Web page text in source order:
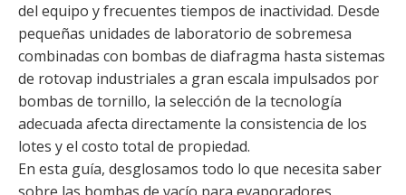
del equipo y frecuentes tiempos de inactividad. Desde
pequeñas unidades de laboratorio de sobremesa
combinadas con bombas de diafragma hasta sistemas
de rotovap industriales a gran escala impulsados ​​por
bombas de tornillo, la selección de la tecnología
adecuada afecta directamente la consistencia de los
lotes y el costo total de propiedad.
En esta guía, desglosamos todo lo que necesita saber